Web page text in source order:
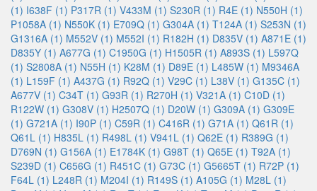
(1) I638F (1) P317R (1) V433M (1) S230R (1) R4E (1) N550H (1)
P1058A (1) N550K (1) E709Q (1) G304A (1) T124A (1) S253N (1)
G1316A (1) M552V (1) M552I (1) R182H (1) D835V (1) A871E (1)
D835Y (1) A677G (1) C1950G (1) H1505R (1) A893S (1) L597Q
(1) S2808A (1) N55H (1) K28M (1) D89E (1) L485W (1) M9346A
(1) L159F (1) A437G (1) R92Q (1) V29C (1) L38V (1) G135C (1)
A677V (1) C34T (1) G93R (1) R270H (1) V321A (1) C10D (1)
R122W (1) G308V (1) H2507Q (1) D20W (1) G309A (1) G309E
(1) G721A (1) I90P (1) C59R (1) C416R (1) G71A (1) Q61R (1)
Q61L (1) H835L (1) R498L (1) V941L (1) Q62E (1) R389G (1)
D769N (1) G156A (1) E1784K (1) G98T (1) Q65E (1) T92A (1)
S239D (1) C656G (1) R451C (1) G73C (1) G5665T (1) R72P (1)
F64L (1) L248R (1) M204I (1) R149S (1) A105G (1) M28L (1)